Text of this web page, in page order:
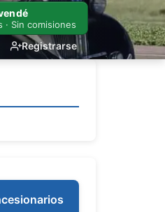
· Sin comisiones
Registrarse